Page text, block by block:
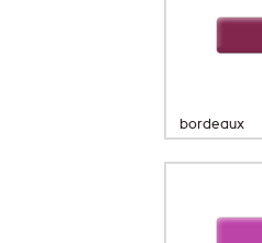
bordeaux